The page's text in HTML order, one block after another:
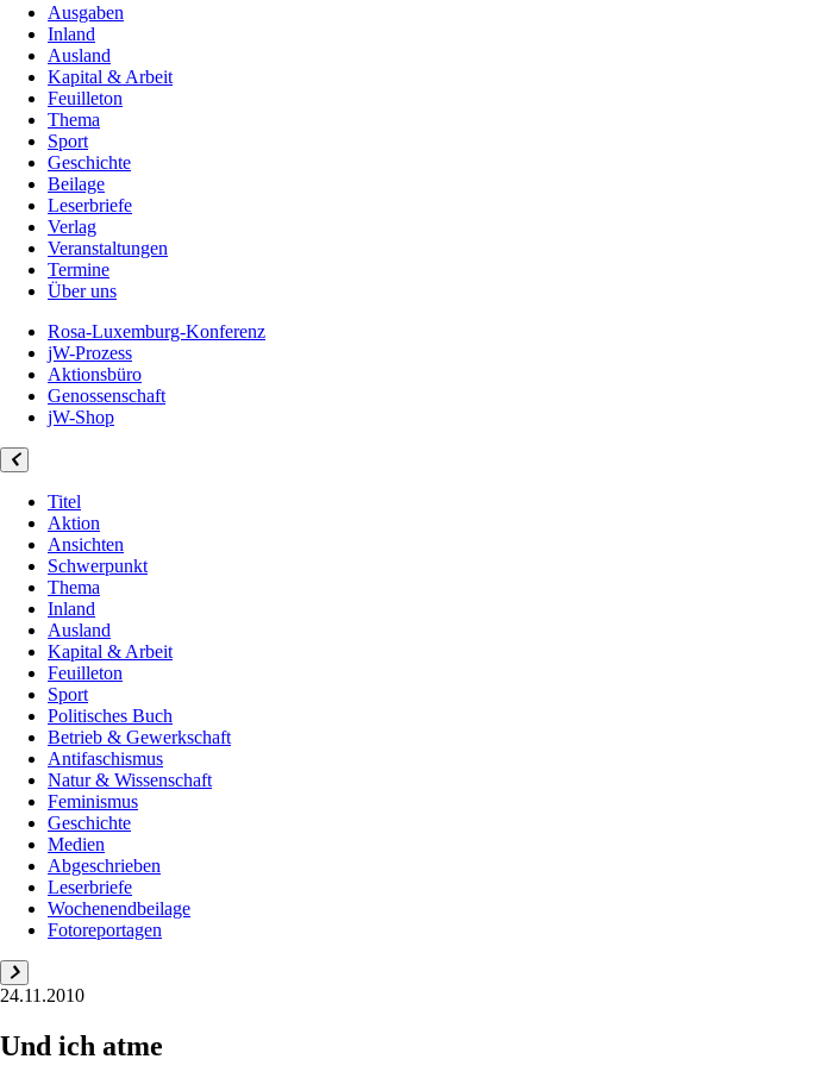
Ausgaben
Inland
Ausland
Kapital & Arbeit
Feuilleton
Thema
Sport
Geschichte
Beilage
Leserbriefe
Verlag
Veranstaltungen
Termine
Über uns
Rosa-Luxemburg-Konferenz
jW-Prozess
Aktionsbüro
Genossenschaft
jW-Shop
Titel
Aktion
Ansichten
Schwerpunkt
Thema
Inland
Ausland
Kapital & Arbeit
Feuilleton
Sport
Politisches Buch
Betrieb & Gewerkschaft
Antifaschismus
Natur & Wissenschaft
Feminismus
Geschichte
Medien
Abgeschrieben
Leserbriefe
Wochenendbeilage
Fotoreportagen
24.11.2010
Und ich atme